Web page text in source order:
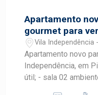
Apartamento
gourmet para
Independência
Vila Independência
Apartamento novo
Independência, em
útil; - sala 02